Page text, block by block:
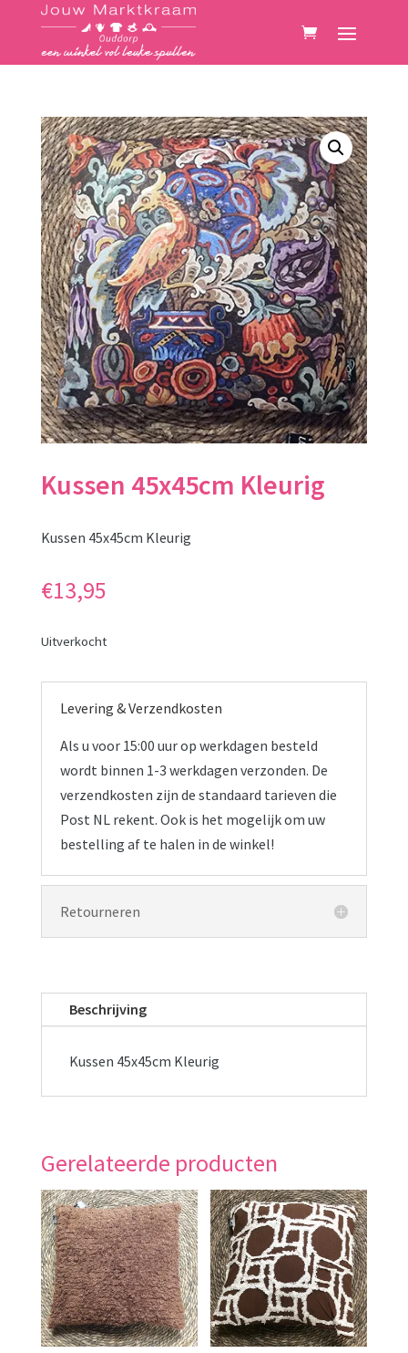
Kussen 45x45cm Kleurig
Kussen 45x45cm Kleurig
€13,95
Uitverkocht
Levering & Verzendkosten
Als u voor 15:00 uur op werkdagen besteld
wordt binnen 1-3 werkdagen verzonden. De
verzendkosten zijn de standaard tarieven die
Post NL rekent. Ook is het mogelijk om uw
bestelling af te halen in de winkel!
Retourneren
Beschrijving
Kussen 45x45cm Kleurig
Gerelateerde producten